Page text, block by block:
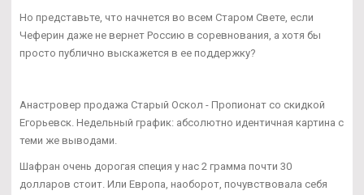
Но представьте, что начнется во всем Старом Свете, если
Чеферин даже не вернет Россию в соревнования, а хотя бы
просто публично выскажется в ее поддержку?
Анастровер продажа Старый Оскол - Пропионат со скидкой
Егорьевск. Недельный график: абсолютно идентичная картина с
теми же выводами.
Шафран очень дорогая специя у нас 2 грамма почти 30
долларов стоит. Или Европа, наоборот, почувствовала себя